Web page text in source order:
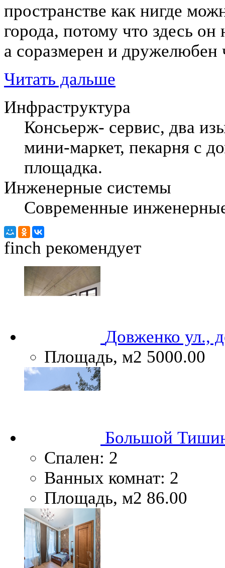
пространстве как нигде
города, потому что здесь
а соразмерен и дружелюбен
Читать дальше
Инфраструктура
Консьерж- сервис, два
мини-маркет, пекарня с
площадка.
Инженерные системы
Современные
finch рекомендует
Довженко ул.,
Площадь, м2 5000.00
Большой
Спален: 2
Ванных комнат: 2
Площадь, м2 86.00